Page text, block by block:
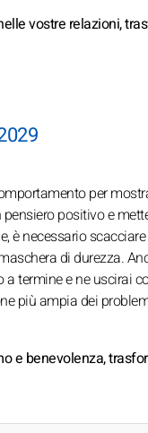
vostre relazioni,
per
positivo e
necessario
di durezza.
termine e ne uscirai
più ampia dei
e benevolenza,